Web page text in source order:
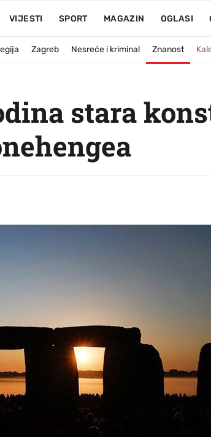
VIJESTI SPORT MAGAZIN OGLASI
Zagreb Nesreće i kriminal Znanost
stara